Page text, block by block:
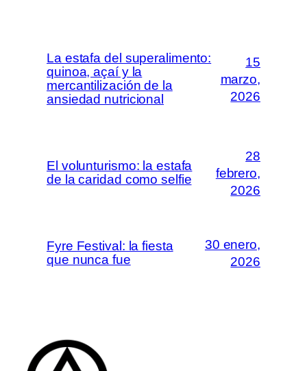
La estafa del superalimento:
quinoa, açaí y la
mercantilización de la
ansiedad nutricional
15
marzo,
2026
El volunturismo: la estafa
de la caridad como selfie
28
febrero,
2026
Fyre Festival: la fiesta
que nunca fue
30 enero,
2026